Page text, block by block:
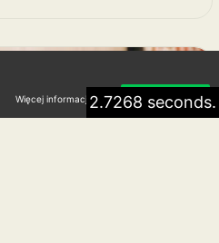
2.7268 seconds.
Więcej informacji Akceptuję